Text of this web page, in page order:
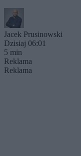
Jacek Prusinowski
Dzisiaj 06:01
5 min
Reklama
Reklama